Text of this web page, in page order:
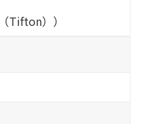
Tifton））